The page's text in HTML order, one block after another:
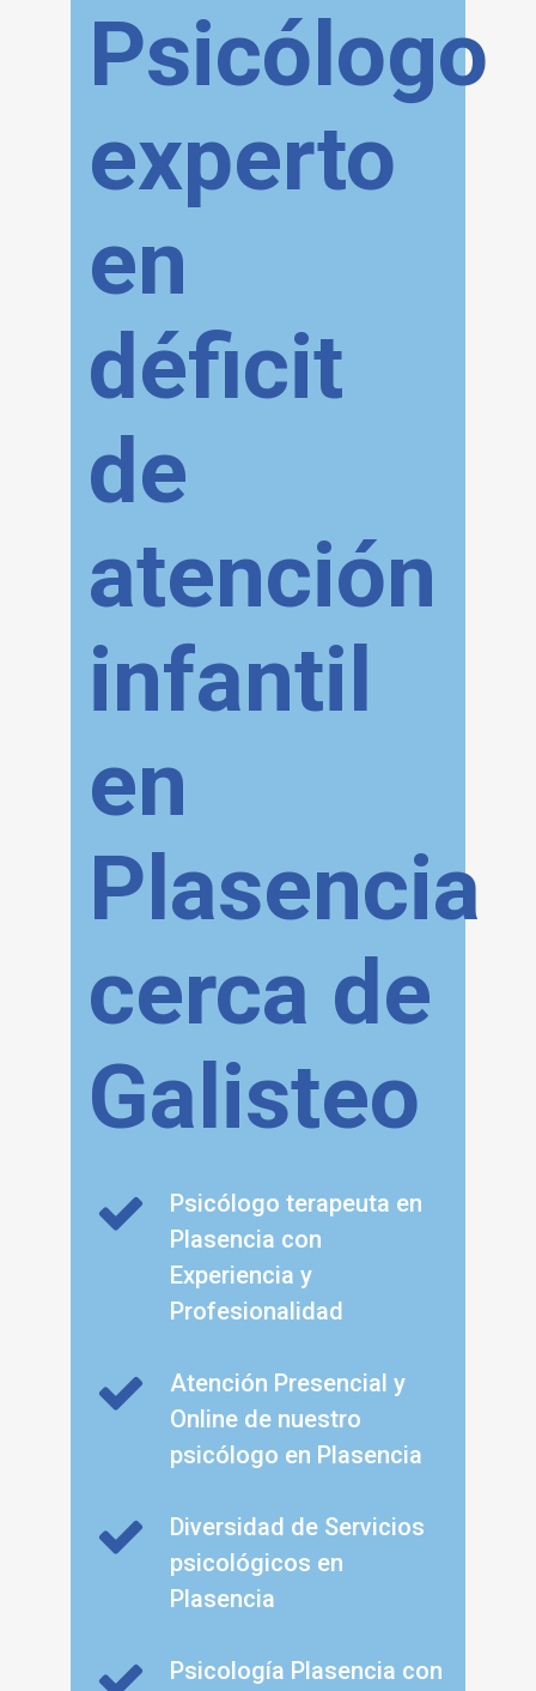
Psicólogo
experto
en
déficit
de
atención
infantil
en
Plasencia
cerca de
Galisteo
Psicólogo terapeuta en
Plasencia con
Experiencia y
Profesionalidad
Atención Presencial y
Online de nuestro
psicólogo en Plasencia
Diversidad de Servicios
psicológicos en
Plasencia
Psicología Plasencia con